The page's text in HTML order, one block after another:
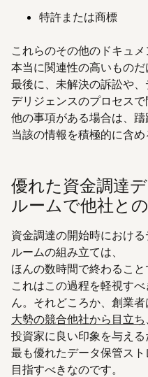
特許または商標
これらのその他のドキュメ
本当に関連性の高いものだ
最後に、未解決の訴訟や、
デリジェンスのプロセス
他の事項がある場合は、躊
当該の情報を積極的に含め
優れた資金調達
ルームで他社と
資金調達の開始時における
ルームの組み立ては、
ほんの数時間で終わること
これはこの過程を軽視す
ん。それどころか、創業者
大勢の競合他社から目立ち
投資家に良い印象を与える
最も優れたデータ保管ス
目指すべきなのです。